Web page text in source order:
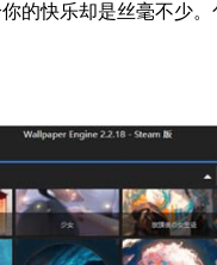
的快乐却是丝毫不少